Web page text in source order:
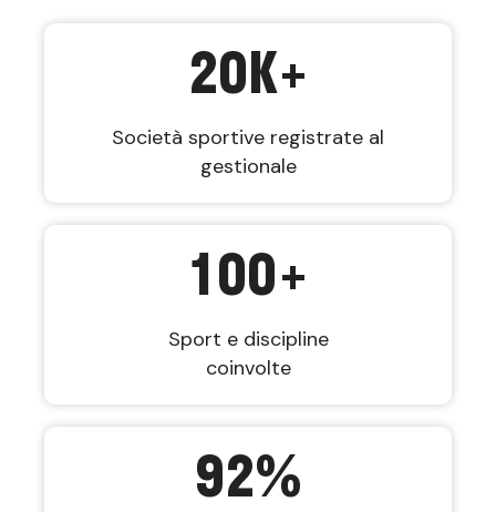
20K+
Società sportive registrate al
gestionale
100+
Sport e discipline
coinvolte
92%